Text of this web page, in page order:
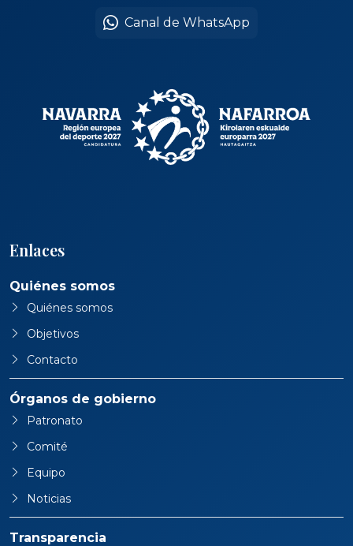
Canal de WhatsApp
Enlaces
Quiénes somos
Quiénes somos
Objetivos
Contacto
Órganos de gobierno
Patronato
Comité
Equipo
Noticias
Transparencia